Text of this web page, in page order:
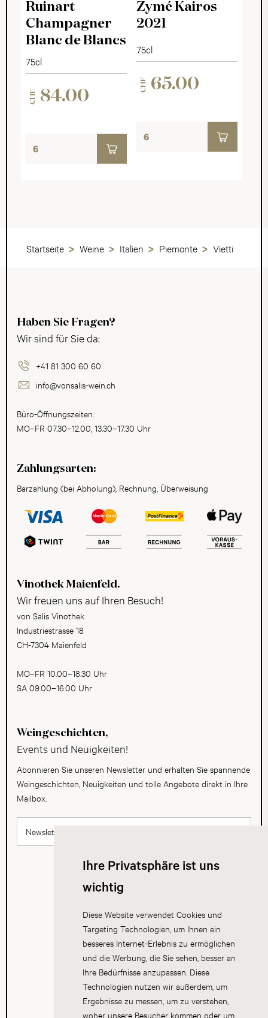
Ihre Privatsphäre ist uns
wichtig
Diese Website verwendet Cookies und
Targeting Technologien, um Ihnen ein
besseres Internet-Erlebnis zu ermöglichen
und die Werbung, die Sie sehen, besser an
Ihre Bedürfnisse anzupassen. Diese
Technologien nutzen wir außerdem, um
Ergebnisse zu messen, um zu verstehen,
woher unsere Besucher kommen oder um
Ruinart
Champagner
Blanc de Blancs
75cl
CHF 84.00
Zymé Kairos
2021
75cl
CHF 65.00
Startseite Weine Italien Piemonte Vietti
Haben Sie Fragen?
Wir sind für Sie da:
+41 81 300 60 60
info@vonsalis-wein.ch
Büro-Öffnungszeiten:
MO–FR 07.30–12.00, 13.30–17.30 Uhr
Zahlungsarten:
Barzahlung (bei Abholung), Rechnung, Überweisung
Vinothek Maienfeld.
Wir freuen uns auf Ihren Besuch!
von Salis Vinothek
Industriestrasse 18
CH-7304 Maienfeld
MO–FR 10.00–18.30 Uhr
SA 09.00–16.00 Uhr
Weingeschichten,
Events und Neuigkeiten!
Abonnieren Sie unseren Newsletter und erhalten Sie spannende
Weingeschichten, Neuigkeiten und tolle Angebote direkt in Ihre
Mailbox.
Newsletter abonnieren